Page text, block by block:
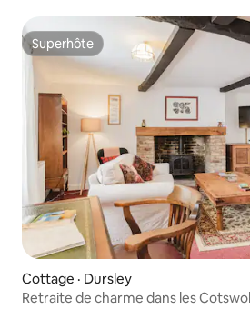
Superhôte
Superhôte
Cottage · Dursley
Retraite de charme dans les